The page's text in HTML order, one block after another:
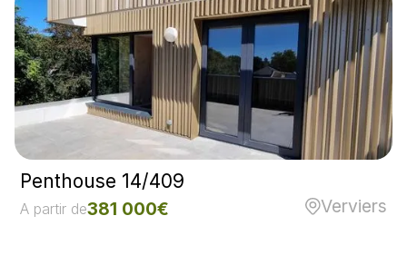
Penthouse 14/409
A partir de381 000€ Verviers